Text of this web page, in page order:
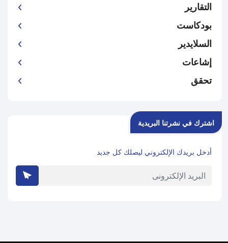
التقارير
بودكاست
السلايدير
إشاعات
تحقق
اشترك في نشرتنا البريدية
أدخل بريدك الإلكتروني ليصلك كل جديد